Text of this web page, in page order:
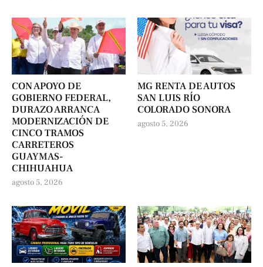
CON APOYO DE
GOBIERNO FEDERAL,
DURAZO ARRANCA
MODERNIZACIÓN DE
CINCO TRAMOS
CARRETEROS
GUAYMAS-
CHIHUAHUA
agosto 5, 2026
MG RENTA DE AUTOS
SAN LUIS RÍO
COLORADO SONORA
agosto 5, 2026